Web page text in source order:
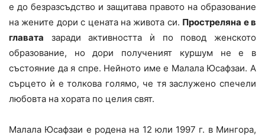
е до безразсъдство и защитава правото на образование
на жените дори с цената на живота си. Простреляна е в
главата заради активността ѝ по повод женското
образование, но дори полученият куршум не е в
състояние да я спре. Нейното име е Малала Юсафзаи. А
сърцето ѝ е толкова голямо, че тя заслужено спечели
любовта на хората по целия свят.
Малала Юсафзаи е родена на 12 юли 1997 г. в Мингора,